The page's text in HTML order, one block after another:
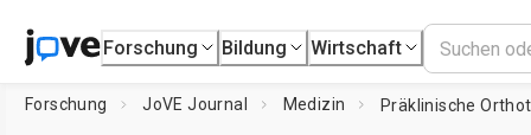
Forschung Bildung Wirtschaft
Forschung JoVE Journal Medizin